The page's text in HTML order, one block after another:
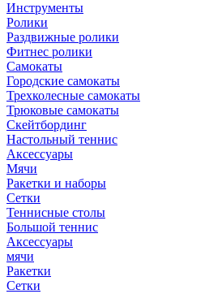
Инструменты
Ролики
Раздвижные ролики
Фитнес ролики
Самокаты
Городские самокаты
Трехколесные самокаты
Трюковые самокаты
Скейтбординг
Настольный теннис
Аксессуары
Мячи
Ракетки и наборы
Сетки
Теннисные столы
Большой теннис
Аксессуары
мячи
Ракетки
Сетки